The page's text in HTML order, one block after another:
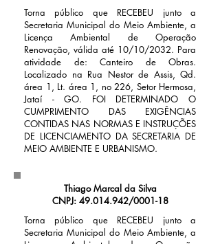
Torna público que RECEBEU junto a
Secretaria Municipal do Meio Ambiente, a
Licença Ambiental de Operação
Renovação, válida até 10/10/2032. Para
atividade de: Canteiro de Obras.
Localizado na Rua Nestor de Assis, Qd.
área 1, Lt. área 1, no 226, Setor Hermosa,
Jataí - GO. FOI DETERMINADO O
CUMPRIMENTO DAS EXIGÊNCIAS
CONTIDAS NAS NORMAS E INSTRUÇÕES
DE LICENCIAMENTO DA SECRETARIA DE
MEIO AMBIENTE E URBANISMO.
Thiago Marcal da Silva
CNPJ: 49.014.942/0001-18
Torna público que RECEBEU junto a
Secretaria Municipal do Meio Ambiente, a